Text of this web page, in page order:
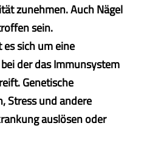
zunehmen. Auch Nägel
sein.
sich um eine
der das Immunsystem
Genetische
Stress und andere
auslösen oder